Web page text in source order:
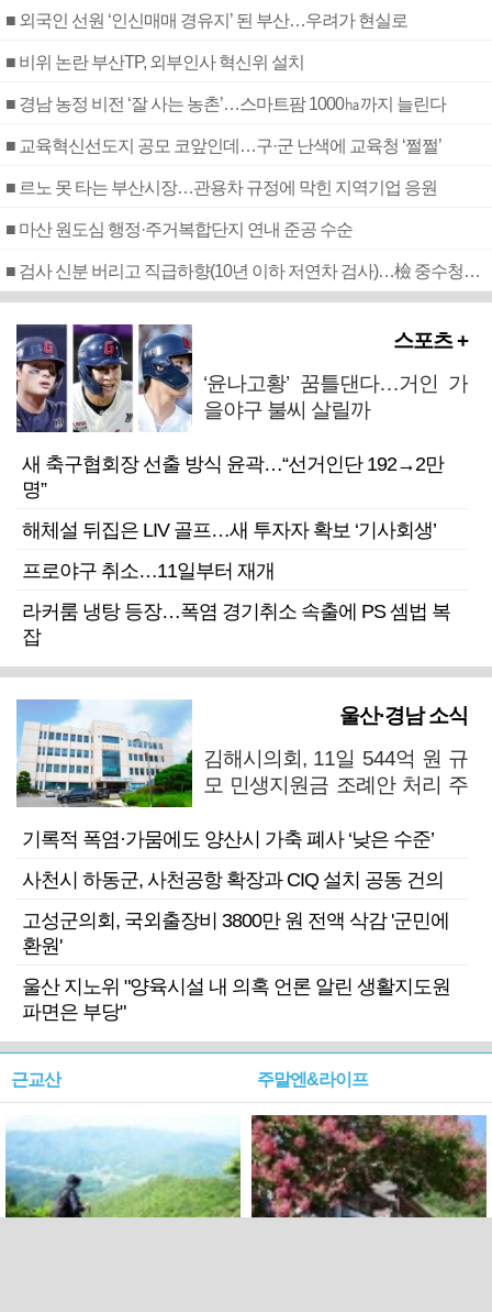
■ 외국인 선원 ‘인신매매 경유지’ 된 부산…우려가 현실로
■ 비위 논란 부산TP, 외부인사 혁신위 설치
■ 경남 농정 비전 ‘잘 사는 농촌’…스마트팜 1000㏊까지 늘린다
■ 교육혁신선도지 공모 코앞인데…구·군 난색에 교육청 ‘쩔쩔’
■ 르노 못 타는 부산시장…관용차 규정에 막힌 지역기업 응원
■ 마산 원도심 행정·주거복합단지 연내 준공 수순
■ 검사 신분 버리고 직급하향(10년 이하 저연차 검사)…檢 중수청행 기피
스포츠 +
‘윤나고황’ 꿈틀댄다…거인 가
을야구 불씨 살릴까
새 축구협회장 선출 방식 윤곽…“선거인단 192→2만
명”
해체설 뒤집은 LIV 골프…새 투자자 확보 ‘기사회생’
프로야구 취소…11일부터 재개
라커룸 냉탕 등장…폭염 경기취소 속출에 PS 셈법 복
잡
울산·경남 소식
김해시의회, 11일 544억 원 규
모 민생지원금 조례안 처리 주
기록적 폭염·가뭄에도 양산시 가축 폐사 ‘낮은 수준’
사천시 하동군, 사천공항 확장과 CIQ 설치 공동 건의
고성군의회, 국외출장비 3800만 원 전액 삭감 '군민에
환원'
울산 지노위 "양육시설 내 의혹 언론 알린 생활지도원
파면은 부당"
근교산 주말엔&라이프